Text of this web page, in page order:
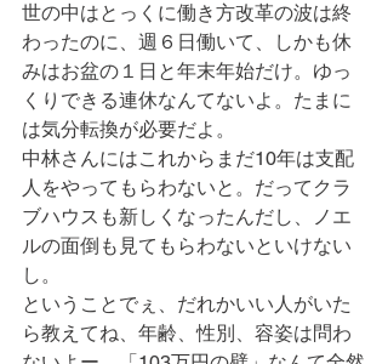
世の中はとっくに働き方改革の波は終
わったのに、週６日働いて、しかも休
みはお盆の１日と年末年始だけ。ゆっ
くりできる連休なんてないよ。たまに
は気分転換が必要だよ。
中林さんにはこれからまだ10年は支配
人をやってもらわないと。だってクラ
ブハウスも新しくなったんだし、ノエ
ルの面倒も見てもらわないといけない
し。
ということでぇ、だれかいい人がいた
ら教えてね、年齢、性別、容姿は問わ